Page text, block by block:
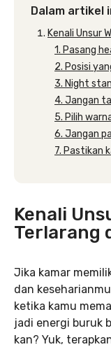
Dalam artikel
Kenali Unsur
1. Pasang
2. Posisi
3. Night
4. Jangan
5. Pilih
6. Jangan
7. Pastikan
Kenali
Terlarang
Jika kamar
dan
ketika kamu
jadi energi buruk
kan? Yuk,